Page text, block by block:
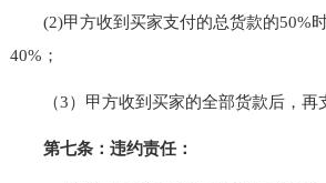
(2)甲方收到买家支付的总货款的50%
40%；
（3）甲方收到买家的全部货款后，再
第七条：违约责任：